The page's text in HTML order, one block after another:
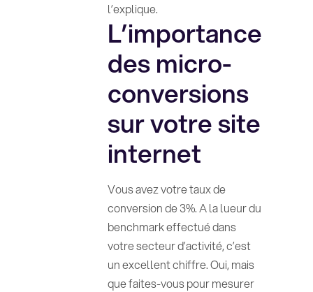
l’explique.
L’importance
des micro-
conversions
sur votre site
internet
Vous avez votre taux de
conversion de 3%. A la lueur du
benchmark effectué dans
votre secteur d’activité, c’est
un excellent chiffre. Oui, mais
que faites-vous pour mesurer